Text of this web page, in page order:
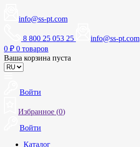
info@ss-pt.com
8 800 25 053 25
info@ss-pt.com
0 ₽ 0 товаров
Ваша корзина пуста
Войти
Избранное (0)
Войти
Каталог